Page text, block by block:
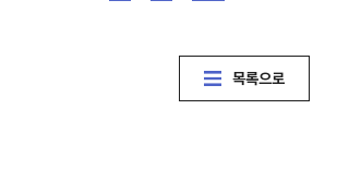
목록으로